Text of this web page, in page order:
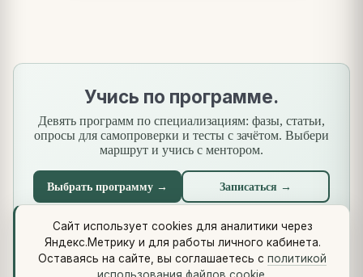
Учись по программе.
Девять программ по специализациям: фазы, статьи,
опросы для самопроверки и тесты с зачётом. Выбери
маршрут и учись с ментором.
Выбрать программу → Записаться →
Что нового Стандарты Сквозной кейс
Методология (Use Case Pattern)
Сайт использует cookies для аналитики через
Яндекс.Метрику и для работы личного кабинета.
Оставаясь на сайте, вы соглашаетесь с политикой